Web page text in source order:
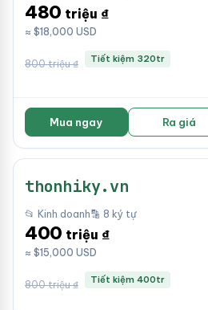
480 triệu ₫
≈ $18,000 USD
800 triệu ₫ Tiết kiệm 320tr
Mua ngay Ra giá
thonhiky.vn
📂 Kinh doanh🔡 8 ký tự
400 triệu ₫
≈ $15,000 USD
800 triệu ₫ Tiết kiệm 400tr